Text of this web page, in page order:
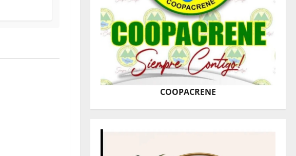
COOPACRENE